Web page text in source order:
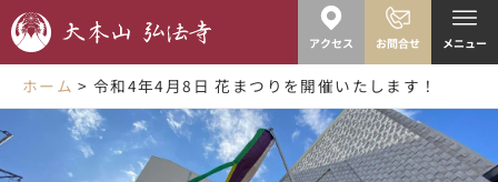
容
ッ
プ
アクセス お問合せ メニュー
ホーム 令和4年4月8日 花まつりを開催いたします！